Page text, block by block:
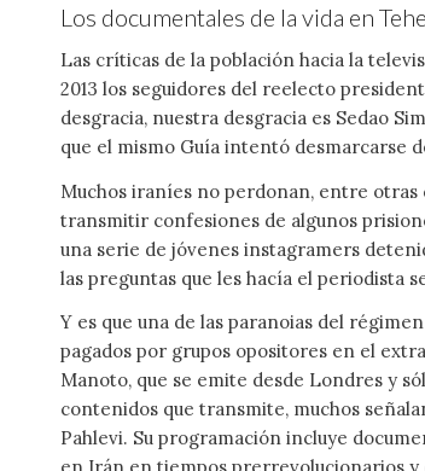
Los documentales de la vida en
Las críticas de la población hacia la
2013 los seguidores del reelecto
desgracia, nuestra desgracia es Sedao
que el mismo Guía intentó desmarcarse
Muchos iraníes no perdonan, entre otras
transmitir confesiones de algunos
una serie de jóvenes instagramers
las preguntas que les hacía el periodista
Y es que una de las paranoias del
pagados por grupos opositores en el
Manoto, que se emite desde Londres y
contenidos que transmite, muchos
Pahlevi. Su programación incluye